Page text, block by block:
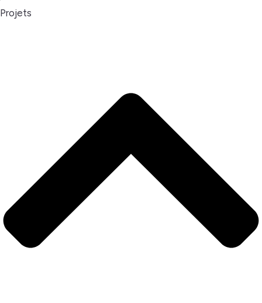
Projets